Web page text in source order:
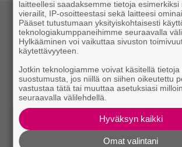
laitteellesi saadaksemme tietoja esimerkiksi
vierailit, IP-osoitteestasi sekä laitteesi
Pääset tutustumaan yksityiskohtaisesti
teknologiakumppaneihimme seuraavalla
Hylkääminen voi vaikuttaa sivuston
käytettävyyteen.
Jotkin teknologiamme voivat käsitellä tietoja
suostumusta, jos niillä on siihen oikeutettu
vastustaa tätä tai muuttaa asetuksiasi
seuraavalla välilehdellä.
Hyväksyn kaikki
Omat valintani